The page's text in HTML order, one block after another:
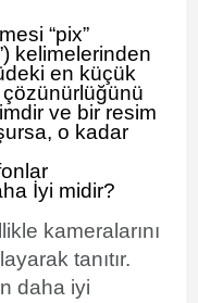
“pix”
kelimelerinden
en küçük
çözünürlüğünü
ve bir resim
o kadar
İyi midir?
kameralarını
tanıtır.
daha iyi